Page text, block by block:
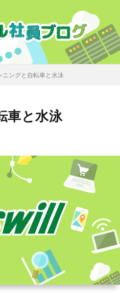
ニングと自転車と水泳
車と水泳